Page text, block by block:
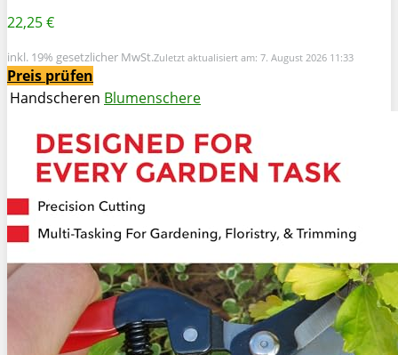
22,25 €
inkl. 19% gesetzlicher MwSt.Zuletzt aktualisiert am: 7. August 2026 11:33
Preis prüfen
Handscheren Blumenschere